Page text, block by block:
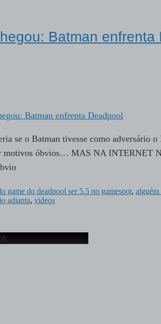
Batman enfrenta
se o Batman tivesse como adversário
motivos óbvios… MAS NA INTERNET
game do deadpool ser 5.5 no gamespot, alguém
adianta, videos